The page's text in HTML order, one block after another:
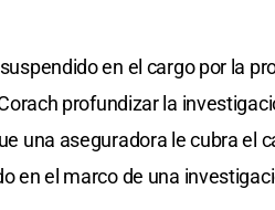
en el cargo por la
profundizar la
una aseguradora le cubra el
en el marco de una